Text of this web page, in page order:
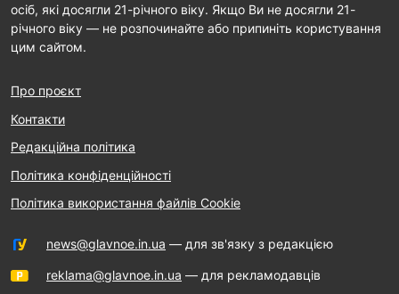
осіб, які досягли 21-річного віку. Якщо Ви не досягли 21-
річного віку — не розпочинайте або припиніть користування
цим сайтом.
Про проєкт
Контакти
Редакційна політика
Політика конфіденційності
Політика використання файлів Cookie
news@glavnoe.in.ua — для зв'язку з редакцією
reklama@glavnoe.in.ua — для рекламодавців